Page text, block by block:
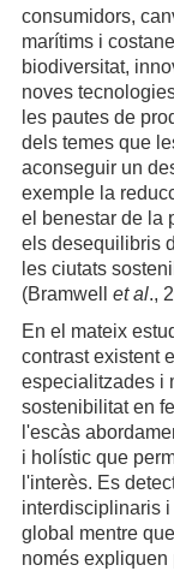
consumidors,
marítims i
biodiversitat,
noves
les pautes de
dels temes que
aconseguir un
exemple la
el benestar de la
els desequilibris
les ciutats
(Bramwell et al.,
En el mateix
contrast existent
especialitzades i
sostenibilitat en
l'escàs
i holístic que
l'interès. Es
interdisciplinaris
global mentre
només expliquen